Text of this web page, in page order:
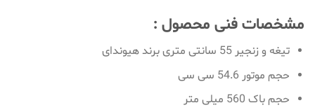
مشخصات فنی محصول :
تیغه و زنجیر 55 سانتی متری برند هیوندای
حجم موتور 54.6 سی سی
حجم باک 560 میلی متر